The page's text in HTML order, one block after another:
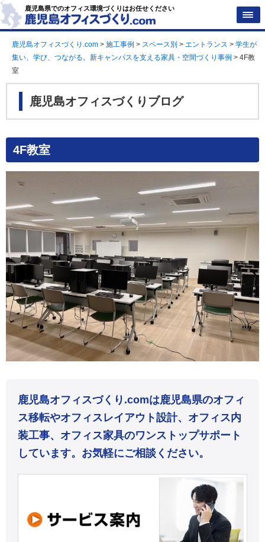
鹿児島県でのオフィス環境づくりはお任せください
鹿児島オフィスづくり.com > 施工事例 > スペース別 > エントランス > 学生が
集い、学び、つながる。新キャンパスを支える家具・空間づくり事例 > 4F教
室
鹿児島オフィスづくりブログ
4F教室
鹿児島オフィスづくり.comは鹿児島県のオフィ
ス移転やオフィスレイアウト設計、オフィス内
装工事、オフィス家具のワンストップサポート
しています。お気軽にご相談ください。